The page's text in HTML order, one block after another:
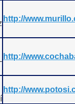
http://
http://
http://